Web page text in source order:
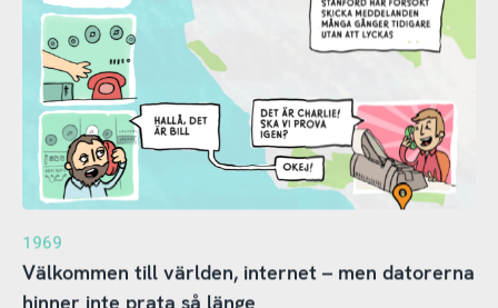
1969
Välkommen till världen, internet – men datorerna
hinner inte prata så länge